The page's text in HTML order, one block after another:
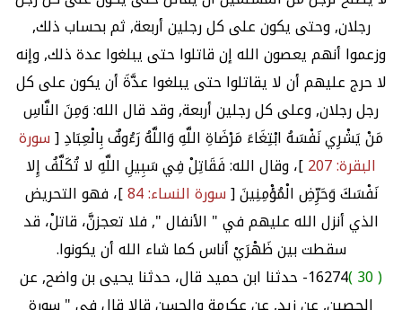
رجلان, وحتى يكون على كل رجلين أربعة, ثم بحساب ذلك,
وزعموا أنهم يعصون الله إن قاتلوا حتى يبلغوا عدة ذلك, وإنه
لا حرج عليهم أن لا يقاتلوا حتى يبلغوا عدَّةَ أن يكون على كل
رجل رجلان, وعلى كل رجلين أربعة, وقد قال الله: وَمِنَ النَّاسِ
مَنْ يَشْرِي نَفْسَهُ ابْتِغَاءَ مَرْضَاةِ اللَّهِ وَاللَّهُ رَءُوفٌ بِالْعِبَادِ [سورة
البقرة: 207
]، وقال الله: فَقَاتِلْ فِي سَبِيلِ اللَّهِ لا تُكَلَّفُ إِلا
نَفْسَكَ وَحَرِّضِ الْمُؤْمِنِينَ [سورة النساء: 84
]، فهو التحريض
الذي أنزل الله عليهم في " الأنفال ", فلا تعجزنَّ، قاتلْ، قد
سقطت بين ظَهْرَيْ أناس كما شاء الله أن يكونوا.
( 30 )
16274- حدثنا ابن حميد قال، حدثنا يحيى بن واضح, عن